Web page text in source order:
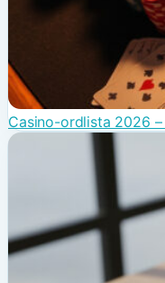
Casino-ordlista 2026